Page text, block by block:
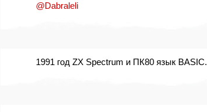
@Dabraleli
1991 год ZX Spectrum и ПК80 язык BASIC.